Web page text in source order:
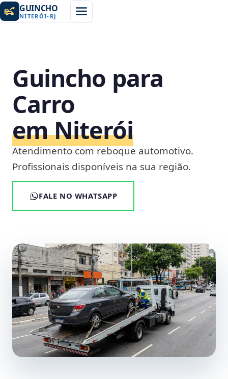
GUINCHO
NITERÓI- RJ
Guincho para
Carro
em Niterói
Atendimento com reboque automotivo.
Profissionais disponíveis na sua região.
FALE NO WHATSAPP